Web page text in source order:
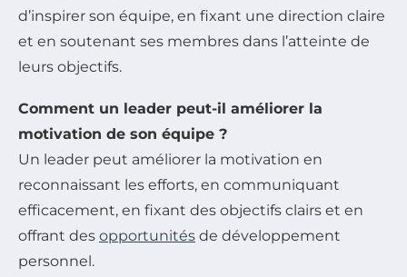
d’inspirer son équipe, en fixant une direction claire
et en soutenant ses membres dans l’atteinte de
leurs objectifs.
Comment un leader peut-il améliorer la
motivation de son équipe ?
Un leader peut améliorer la motivation en
reconnaissant les efforts, en communiquant
efficacement, en fixant des objectifs clairs et en
offrant des opportunités de développement
personnel.